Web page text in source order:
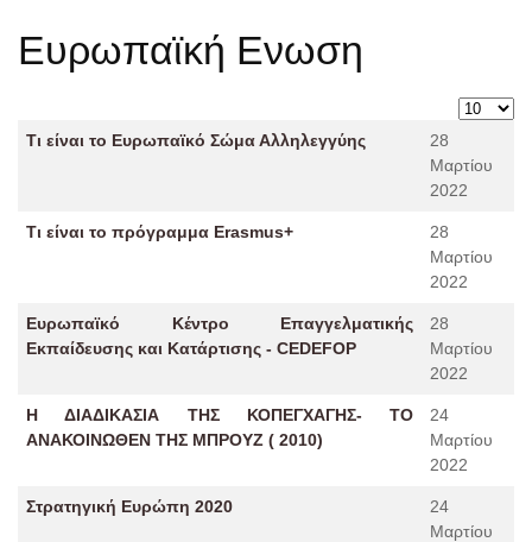
Ευρωπαϊκή Ενωση
Άρθρα
Τίτλος Ημερομηνία Δημοσίευσης
Τι είναι το Ευρωπαϊκό Σώμα Αλληλεγγύης
28
Μαρτίου
2022
Τι είναι το πρόγραμμα Erasmus+
28
Μαρτίου
2022
Ευρωπαϊκό Κέντρο Επαγγελματικής
Εκπαίδευσης και Κατάρτισης - CEDEFOP
28
Μαρτίου
2022
Η ΔΙΑΔΙΚΑΣΙΑ ΤΗΣ ΚΟΠΕΓΧΑΓΗΣ- ΤΟ
ΑΝΑΚΟΙΝΩΘΕΝ ΤΗΣ ΜΠΡΟΥΖ ( 2010)
24
Μαρτίου
2022
Στρατηγική Ευρώπη 2020
24
Μαρτίου